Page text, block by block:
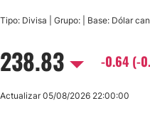
USD/CAD
AUD/USD
Tipo: Divisa | Grupo: | Base: Dólar
238.83 -0.64 (-
Actualizar 05/08/2026 22:00:00